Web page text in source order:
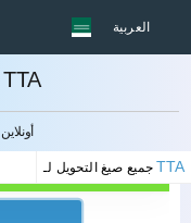
العربية
تحويل VOC إلى TTA
حوّل ملفات VOC إلى TTA أونلاين
جميع صيغ التحويل لـTTA